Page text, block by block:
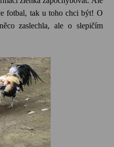
za Humpolec. V Želivě ožije
Michala Novenka v Klášteře
fotbal, tak u toho chci být! O
zaslechla, ale o slepičím